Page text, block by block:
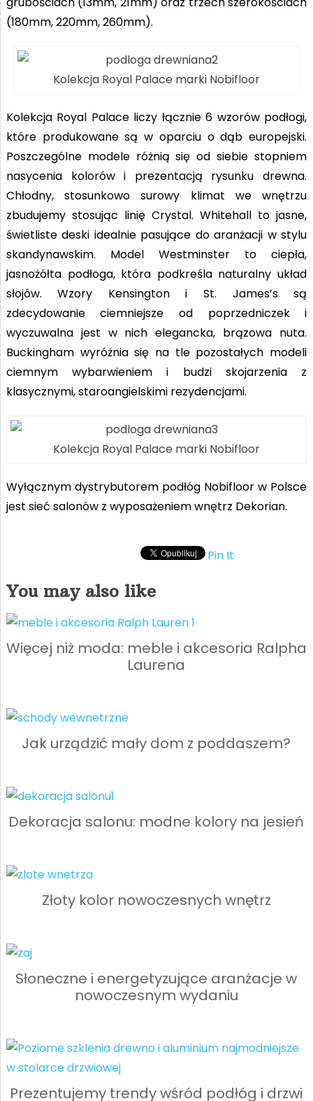
(180mm, 220mm, 260mm).
Kolekcja Royal Palace marki Nobifloor
Kolekcja Royal Palace liczy łącznie 6 wzorów podłogi,
które produkowane są w oparciu o dąb europejski.
Poszczególne modele różnią się od siebie stopniem
nasycenia kolorów i prezentacją rysunku drewna.
Chłodny, stosunkowo surowy klimat we wnętrzu
zbudujemy stosując linię Crystal. Whitehall to jasne,
świetliste deski idealnie pasujące do aranżacji w stylu
skandynawskim. Model Westminster to ciepła,
jasnożółta podłoga, która podkreśla naturalny układ
słojów. Wzory Kensington i St. James’s są
zdecydowanie ciemniejsze od poprzedniczek i
wyczuwalna jest w nich elegancka, brązowa nuta.
Buckingham wyróżnia się na tle pozostałych modeli
ciemnym wybarwieniem i budzi skojarzenia z
klasycznymi, staroangielskimi rezydencjami.
Kolekcja Royal Palace marki Nobifloor
Wyłącznym dystrybutorem podłóg Nobifloor w Polsce
jest sieć salonów z wyposażeniem wnętrz Dekorian.
Pin It
You may also like
Więcej niż moda: meble i akcesoria Ralpha
Laurena
Jak urządzić mały dom z poddaszem?
Dekoracja salonu: modne kolory na jesień
Złoty kolor nowoczesnych wnętrz
Słoneczne i energetyzujące aranżacje w
nowoczesnym wydaniu
Prezentujemy trendy wśród podłóg i drzwi